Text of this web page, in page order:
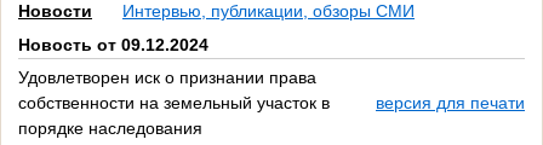
Новости
Интервью, публикации, обзоры СМИ
Новость от 09.12.2024
Удовлетворен иск о признании права
собственности на земельный участок в
порядке наследования
версия для печати